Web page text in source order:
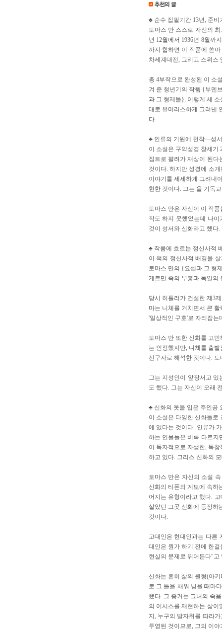
♣ 순수 집필기간 13년, 준비
토마스 만 스스로 자신의
년 12월에서 1936년 8월까
까지 합하면 이 작품에 쏟
차세계대전, 그리고 스위스
총 4부작으로 완성된 이 소
겨 준 청년기의 작품 {부덴
과 그 형제들}, 이렇게 세
대로 유머러스하게 그려낸
다.
♣ 인류의 기원에 천착―성
이 소설은 구약성경 창세기
집트로 팔려가 재상이 된
것이다. 하지만 성경에 소
이야기를 세세하게 그려내
현한 것이다. 그는 을 기독
토마스 만은 자신이 이 작
작도 하지 못했었는데 나
것이 성서와 신화라고 했다.
♣ 작품에 흐르는 정신사적
이 책의 정신사적 배경을
토마스 만의 {요셉과 그 형
게르만 족의 부흥과 독일의
당시 히틀러가 건설한 제3
마는 니체를 거치면서 큰
'일상적인 구호'로 자리잡는
토마스 만 또한 신화를 고
는 인정했지만, 니체를 출
선구자로 해석한 것이다.
그는 지성인이 앞장서고
도 했다. 그는 자신이 오래
♣ 신화의 옷을 입은 주인공
이 소설은 다양한 신화들로
에 있다는 것이다. 인류가
하는 인물들은 비록 다르지
이 독자적으로 자생한, 독
하고 있다. 그리스 신화의
토마스 만은 자신의 소설
신화의 티폰의 계보에 속하
어지는 유형이라고 했다.
살았던 그곳 신화에 등장하
것이다.
고대인은 현대인과는 다른
대인은 뭔가 하기 전에 한
현실의 문제로 뛰어든다"고
신화는 흔히 삶의 원형(아
로 그 틀을 채워 넣을 때마
했다. 그 증거는 그녀의 죽
의 이시스를 재현하는 삶
지, 누구의 발자취를 따라
투영된 것이므로, 그의 이